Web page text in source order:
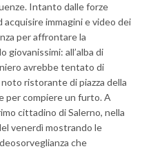
Intanto dalle forze
acquisire immagini e video dei
per affrontare la
giovanissimi: all’alba di
avrebbe tentato di
ristorante di piazza della
per compiere un furto. A
cittadino di Salerno, nella
venerdì mostrando le
che